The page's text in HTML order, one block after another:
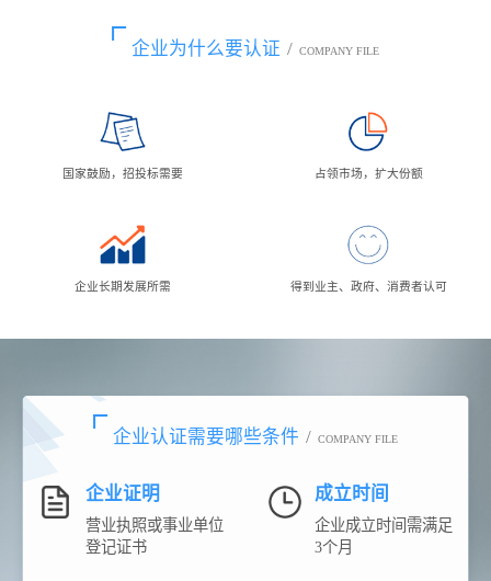
企业为什么要认证 / COMPANY FILE
国家鼓励，招投标需要 占领市场，扩大份额
企业长期发展所需 得到业主、政府、消费者认可
企业认证需要哪些条件 / COMPANY FILE
企业证明
营业执照或事业单位
登记证书
成立时间
企业成立时间需满足
3个月